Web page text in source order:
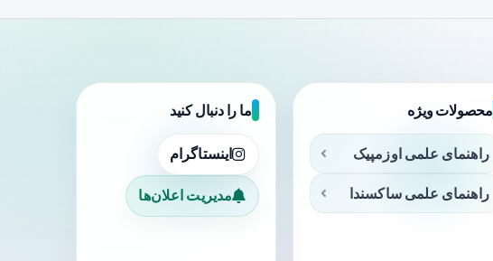
محصولات ویژه
راهنمای علمی اوزمپیک
راهنمای علمی ساکسندا
ما را دنبال کنید
اینستاگرام
مدیریت اعلان‌ها